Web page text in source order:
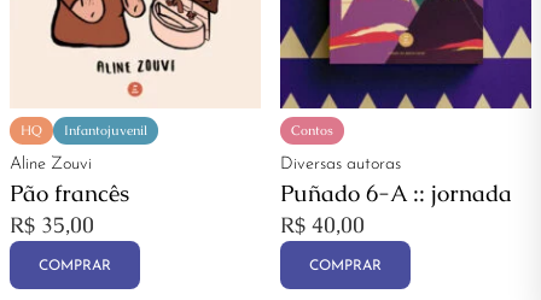
HQ Infantojuvenil
Aline Zouvi
Pão francês
R$ 35,00
COMPRAR
Contos
Diversas autoras
Puñado 6-A :: jornada
R$ 40,00
COMPRAR